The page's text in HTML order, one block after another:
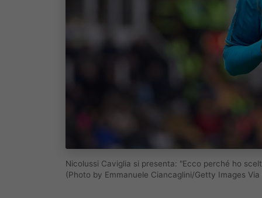
Nicolussi Caviglia si presenta: "Ecco perché ho
(Photo by Emmanuele Ciancaglini/Getty Images Via